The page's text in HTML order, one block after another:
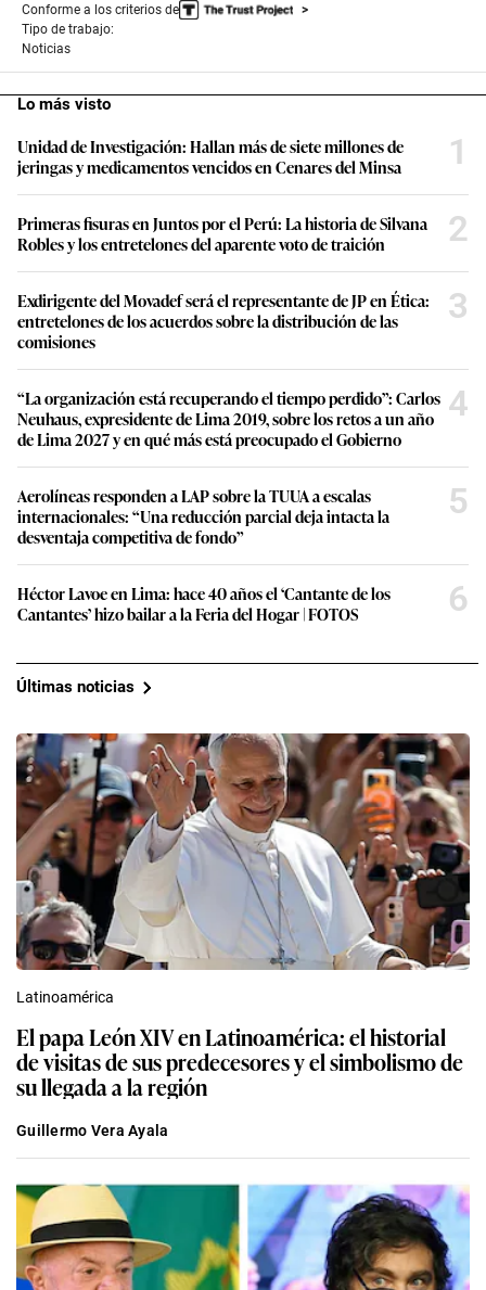
Conforme a los criterios de
Tipo de trabajo:
Noticias
Lo más visto
Unidad de Investigación: Hallan más de siete millones de
jeringas y medicamentos vencidos en Cenares del Minsa
1
Primeras fisuras en Juntos por el Perú: La historia de Silvana
Robles y los entretelones del aparente voto de traición
2
Exdirigente del Movadef será el representante de JP en Ética:
entretelones de los acuerdos sobre la distribución de las
comisiones
3
“La organización está recuperando el tiempo perdido”: Carlos
Neuhaus, expresidente de Lima 2019, sobre los retos a un año
de Lima 2027 y en qué más está preocupado el Gobierno
4
Aerolíneas responden a LAP sobre la TUUA a escalas
internacionales: “Una reducción parcial deja intacta la
desventaja competitiva de fondo”
5
Héctor Lavoe en Lima: hace 40 años el ‘Cantante de los
Cantantes’ hizo bailar a la Feria del Hogar | FOTOS
6
Últimas noticias
Latinoamérica
El papa León XIV en Latinoamérica: el historial
de visitas de sus predecesores y el simbolismo de
su llegada a la región
Guillermo Vera Ayala